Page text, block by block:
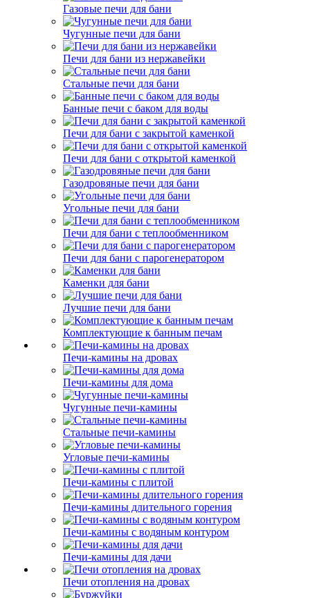
Газовые печи для бани
Чугунные печи для бани
Печи для бани из нержавейки
Стальные печи для бани
Банные печи с баком для воды
Печи для бани с закрытой каменкой
Печи для бани с открытой каменкой
Газодровяные печи для бани
Угольные печи для бани
Печи для бани с теплообменником
Печи для бани с парогенератором
Каменки для бани
Лучшие печи для бани
Комплектующие к банным печам
Печи-камины на дровах
Печи-камины для дома
Чугунные печи-камины
Стальные печи-камины
Угловые печи-камины
Печи-камины с плитой
Печи-камины длительного горения
Печи-камины с водяным контуром
Печи-камины для дачи
Печи отопления на дровах